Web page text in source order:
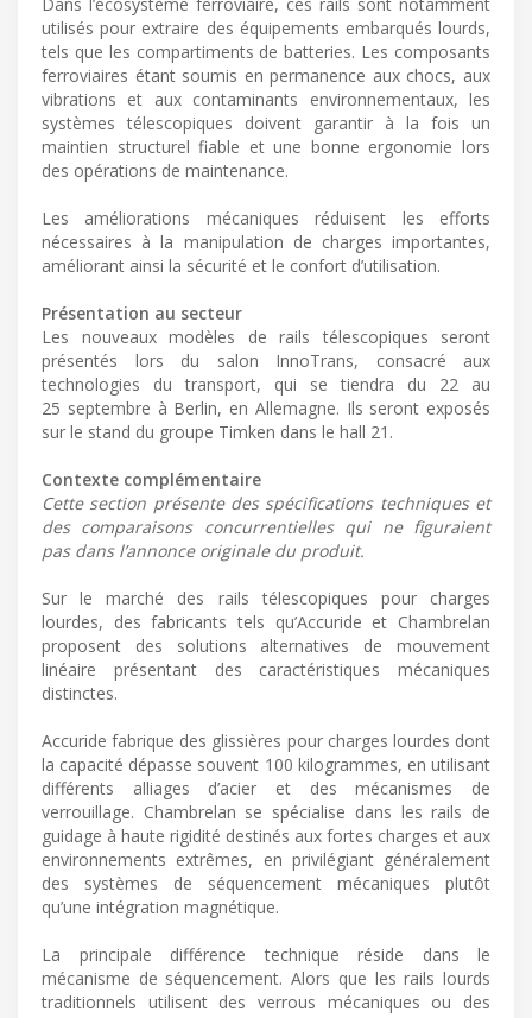
utilisés pour extraire des équipements embarqués lourds,
tels que les compartiments de batteries. Les composants
ferroviaires étant soumis en permanence aux chocs, aux
vibrations et aux contaminants environnementaux, les
systèmes télescopiques doivent garantir à la fois un
maintien structurel fiable et une bonne ergonomie lors
des opérations de maintenance.
Les améliorations mécaniques réduisent les efforts
nécessaires à la manipulation de charges importantes,
améliorant ainsi la sécurité et le confort d’utilisation.
Présentation au secteur
Les nouveaux modèles de rails télescopiques seront
présentés lors du salon InnoTrans, consacré aux
technologies du transport, qui se tiendra du 22 au
25 septembre à Berlin, en Allemagne. Ils seront exposés
sur le stand du groupe Timken dans le hall 21.
Contexte complémentaire
Cette section présente des spécifications techniques et
des comparaisons concurrentielles qui ne figuraient
pas dans l’annonce originale du produit.
Sur le marché des rails télescopiques pour charges
lourdes, des fabricants tels qu’Accuride et Chambrelan
proposent des solutions alternatives de mouvement
linéaire présentant des caractéristiques mécaniques
distinctes.
Accuride fabrique des glissières pour charges lourdes dont
la capacité dépasse souvent 100 kilogrammes, en utilisant
différents alliages d’acier et des mécanismes de
verrouillage. Chambrelan se spécialise dans les rails de
guidage à haute rigidité destinés aux fortes charges et aux
environnements extrêmes, en privilégiant généralement
des systèmes de séquencement mécaniques plutôt
qu’une intégration magnétique.
La principale différence technique réside dans le
mécanisme de séquencement. Alors que les rails lourds
traditionnels utilisent des verrous mécaniques ou des